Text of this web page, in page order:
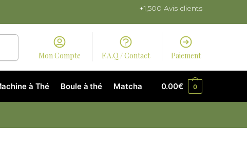
+1,500 Avis clients
Mon Compte F.A.Q / Contact Paiement
à Thé Boule à thé Matcha 0.00€ 0